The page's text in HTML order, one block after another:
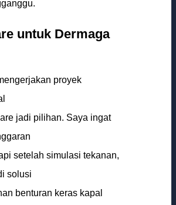
untuk Dermaga
proyek
jadi pilihan. Saya ingat
setelah simulasi tekanan,
solusi
benturan keras kapal